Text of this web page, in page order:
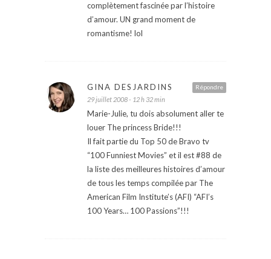
complètement fascinée par l’histoire
d’amour. UN grand moment de
romantisme! lol
Répondre
GINA DESJARDINS
29 juillet 2008 - 12 h 32 min
Marie-Julie, tu dois absolument aller te
louer The princess Bride!!!
Il fait partie du Top 50 de Bravo tv
“100 Funniest Movies” et il est #88 de
la liste des meilleures histoires d’amour
de tous les temps compilée par The
American Film Institute’s (AFI) “AFI’s
100 Years… 100 Passions”!!!